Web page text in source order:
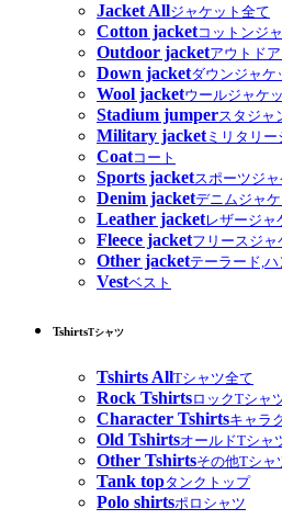
Jacket Allジャケット全て
Cotton jacketコットンジ
Outdoor jacketアウトド
Down jacketダウンジャケ
Wool jacketウールジャケ
Stadium jumperスタジャ
Military jacketミリタリー
Coatコート
Sports jacketスポーツジャ
Denim jacketデニムジャケ
Leather jacketレザージャ
Fleece jacketフリースジャ
Other jacketテーラード,
Vestベスト
TshirtsTシャツ
Tshirts AllTシャツ全て
Rock TshirtsロックTシャ
Character Tshirtsキャラ
Old TshirtsオールドTシャ
Other Tshirtsその他Tシャ
Tank topタンクトップ
Polo shirtsポロシャツ